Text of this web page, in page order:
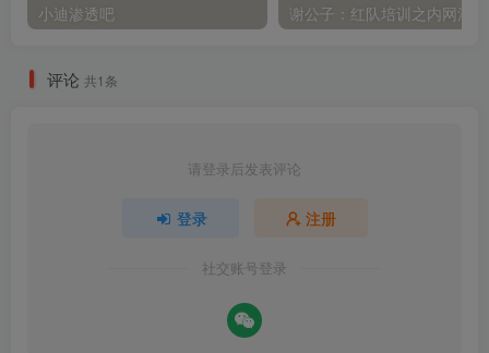
小迪渗透吧
评论 共1条
请登录后发表评论
登录 注册
社交账号登录